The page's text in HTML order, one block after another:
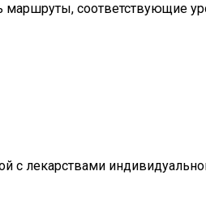
маршруты, соответствующие
с лекарствами